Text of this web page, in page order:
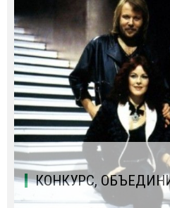
КОНКУРС,